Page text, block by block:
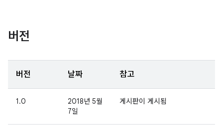
버전
버전 날짜 참고
1.0
2018년 5월
7일
게시판이 게시됨